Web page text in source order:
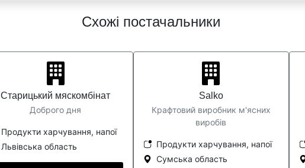
Схожі постачальники
Старицький мяскомбінат
Доброго дня
Продукти харчування, напої
Львівська область
Salko
Крафтовий виробник м'ясних
виробів
Продукти харчування, напої
Сумська область